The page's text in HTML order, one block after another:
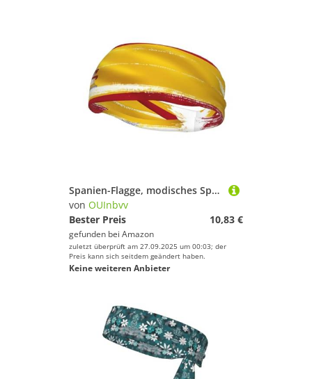
Spanien-Flagge, modisches Sport-Stirnband, schweißabsorbierend, elastisch, atmungsaktiv, Unisex, für Laufen, Fitness, Yoga und andere Sportarten
von OUInbvv
Bester Preis
10,83 €
gefunden bei Amazon
zuletzt überprüft am 27.09.2025 um 00:03; der
Preis kann sich seitdem geändert haben.
Keine weiteren Anbieter